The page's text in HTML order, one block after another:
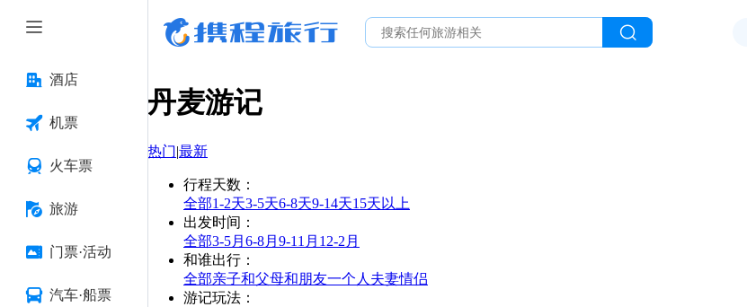
酒店
机票
火车票
旅游
门票·活动
汽车·船票
丹麦游记
热门|最新
行程天数 ：
全部1-2天3-5天6-8天9-14天15天以上
出发时间 ：
全部3-5月 6-8月 9-11月 12-2月
和谁出行 ：
全部亲子和父母和朋友一个人 夫妻情侣
游记玩法 ：